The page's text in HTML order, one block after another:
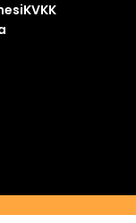
KVKK